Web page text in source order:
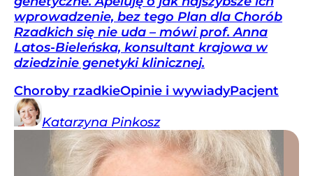
wprowadzenie, bez tego Plan dla Chorób
Rzadkich się nie uda – mówi prof. Anna
Latos-Bieleńska, konsultant krajowa w
dziedzinie genetyki klinicznej.
Choroby rzadkieOpinie i wywiadyPacjent
Katarzyna Pinkosz